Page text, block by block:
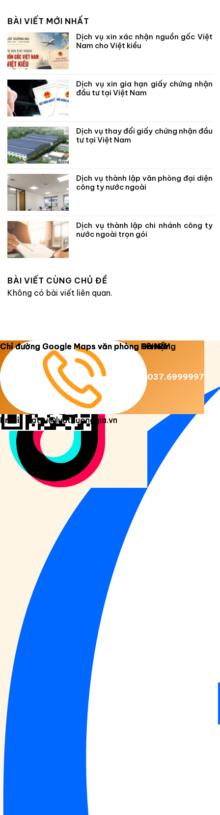
BÀI VIẾT MỚI NHẤT
Dịch vụ xin xác nhận nguồn gốc Việt
Nam cho Việt kiều
Dịch vụ xin gia hạn giấy chứng nhận
đầu tư tại Việt Nam
Dịch vụ thay đổi giấy chứng nhận đầu
tư tại Việt Nam
Dịch vụ thành lập văn phòng đại diện
công ty nước ngoài
Dịch vụ thành lập chi nhánh công ty
nước ngoài trọn gói
BÀI VIẾT CÙNG CHỦ ĐỀ
Không có bài viết liên quan.
Copyright 2026 © Luật Dương Gia